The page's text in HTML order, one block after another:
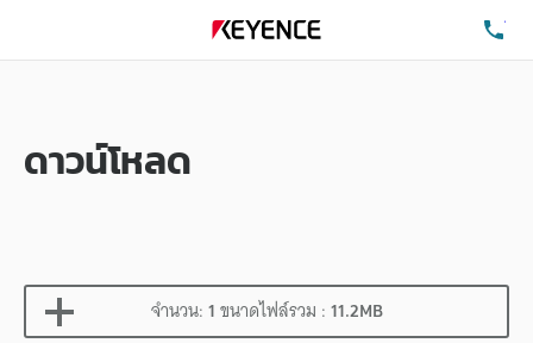
ดาวน์โหลด
จำนวน:1ขนาดไฟล์รวม :11.2MB